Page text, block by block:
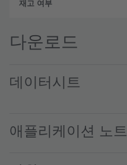
다운로드
데이터시트
애플리케이션 노트